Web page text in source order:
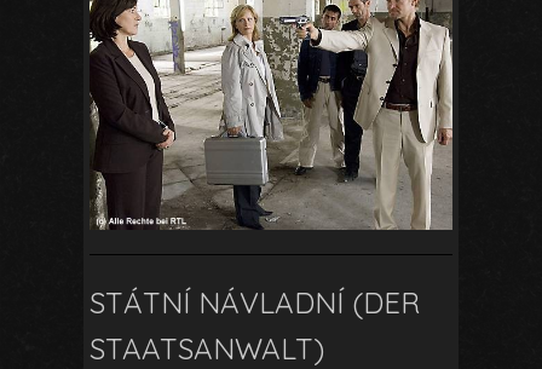
STÁTNÍ NÁVLADNÍ (DER
STAATSANWALT)